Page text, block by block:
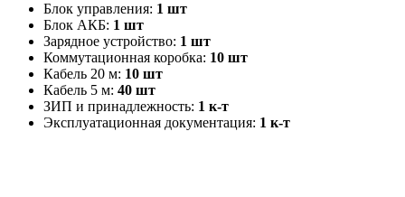
Блок управления: 1 шт
Блок АКБ: 1 шт
Зарядное устройство: 1 шт
Коммутационная коробка: 10 шт
Кабель 20 м: 10 шт
Кабель 5 м: 40 шт
ЗИП и принадлежность: 1 к-т
Эксплуатационная документация: 1 к-т